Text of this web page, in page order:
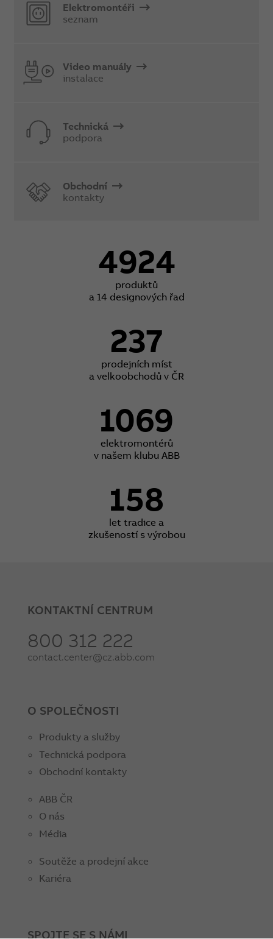
Elektromontéři
seznam
Video manuály
instalace
Technická
podpora
Obchodní
kontakty
4924
produktů
a 14 designových řad
237
prodejních míst
a velkoobchodů v ČR
1069
elektromontérů
v našem klubu ABB
158
let tradice a
zkušeností s výrobou
KONTAKTNÍ CENTRUM
800 312 222
contact.center@cz.abb.com
O SPOLEČNOSTI
Produkty a služby
Technická podpora
Obchodní kontakty
ABB ČR
O nás
Média
Soutěže a prodejní akce
Kariéra
SPOJTE SE S NÁMI